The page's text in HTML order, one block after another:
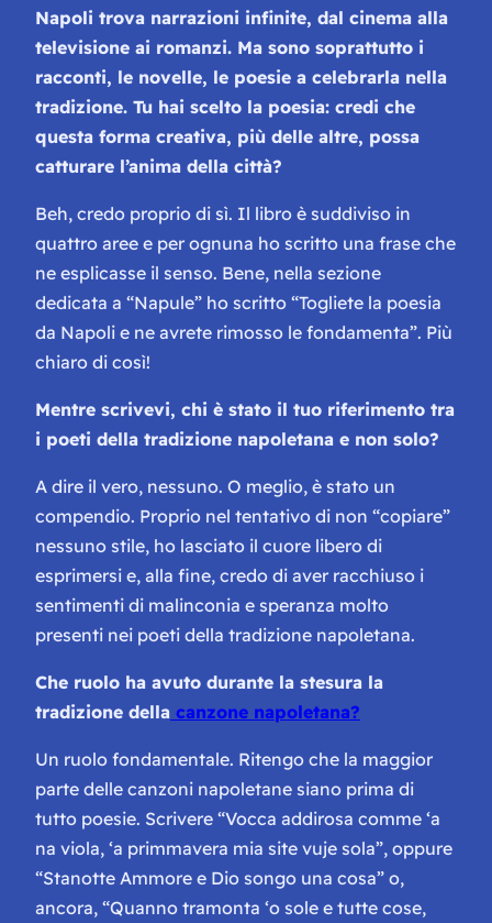
Napoli trova narrazioni infinite, dal cinema alla
televisione ai romanzi. Ma sono soprattutto i
racconti, le novelle, le poesie a celebrarla nella
tradizione. Tu hai scelto la poesia: credi che
questa forma creativa, più delle altre, possa
catturare l’anima della città?
Beh, credo proprio di sì. Il libro è suddiviso in
quattro aree e per ognuna ho scritto una frase che
ne esplicasse il senso. Bene, nella sezione
dedicata a “Napule” ho scritto “Togliete la poesia
da Napoli e ne avrete rimosso le fondamenta”. Più
chiaro di così!
Mentre scrivevi, chi è stato il tuo riferimento tra
i poeti della tradizione napoletana e non solo?
A dire il vero, nessuno. O meglio, è stato un
compendio. Proprio nel tentativo di non “copiare”
nessuno stile, ho lasciato il cuore libero di
esprimersi e, alla fine, credo di aver racchiuso i
sentimenti di malinconia e speranza molto
presenti nei poeti della tradizione napoletana.
Che ruolo ha avuto durante la stesura la
tradizione della canzone napoletana?
Un ruolo fondamentale. Ritengo che la maggior
parte delle canzoni napoletane siano prima di
tutto poesie. Scrivere “Vocca addirosa comme ‘a
na viola, ‘a primmavera mia site vuje sola”, oppure
“Stanotte Ammore e Dio songo una cosa” o,
ancora, “Quanno tramonta ‘o sole e tutte cose,